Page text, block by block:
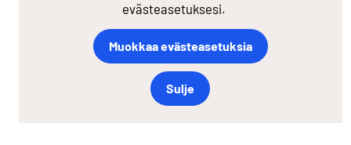
evästeasetuksesi.
Muokkaa evästeasetuksia
Sulje